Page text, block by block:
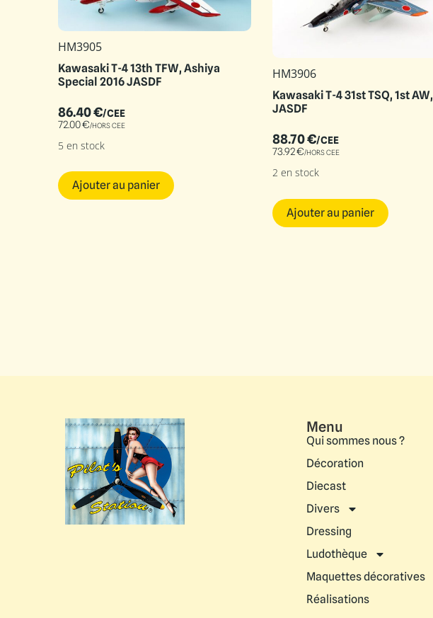
HM3905
Kawasaki T-4 13th TFW, Ashiya
Special 2016 JASDF
86.40€/CEE
72.00€/HORS CEE
5 en stock
Ajouter au panier
HM3906
Kawasaki T-4 31st TSQ, 1st AW,
JASDF
88.70€/CEE
73.92€/HORS CEE
2 en stock
Ajouter au panier
Menu
Qui sommes nous ?
Décoration
Diecast
Divers
Dressing
Ludothèque
Maquettes décoratives
Réalisations